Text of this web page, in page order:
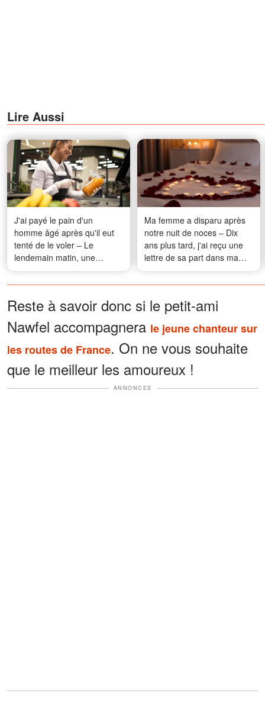
Lire Aussi
J'ai payé le pain d'un
homme âgé après qu'il eut
tenté de le voler – Le
lendemain matin, une
douzaine de véhicules se
sont présentés chez moi
Ma femme a disparu après
notre nuit de noces – Dix
ans plus tard, j'ai reçu une
lettre de sa part dans ma
boîte aux lettres
Reste à savoir donc si le petit-ami
Nawfel accompagnera le jeune chanteur sur
les routes de France. On ne vous souhaite
que le meilleur les amoureux !
ANNONCES